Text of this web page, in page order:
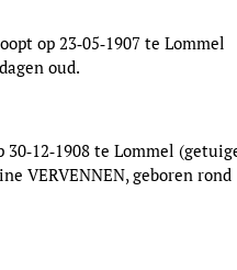
op 23‑05‑1907 te Lommel
oud.
te Lommel
VERVENNEN, geboren rond